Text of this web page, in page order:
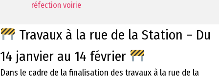
Travaux à la rue de la Station – Du
14 janvier au 14 février
Dans le cadre de la finalisation des travaux à la rue de la
réfection voirie